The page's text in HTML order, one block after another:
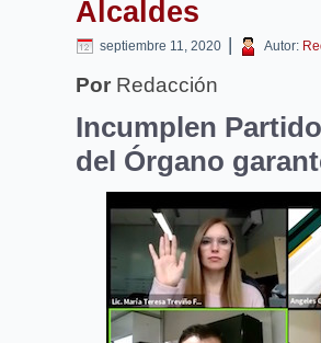
Alcaldes
septiembre 11, 2020 | Autor:
Por Redacción
Incumplen
del Órgano